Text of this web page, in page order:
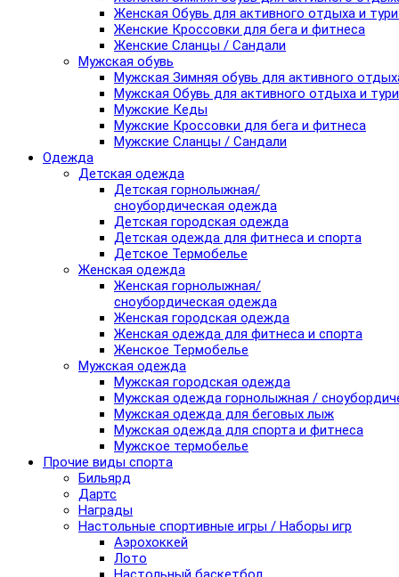
Женская Обувь для активного отдыха и
Женские Кроссовки для бега и фитнеса
Женские Сланцы / Сандали
Мужская обувь
Мужская Зимняя обувь для активного
Мужская Обувь для активного отдыха и
Мужские Кеды
Мужские Кроссовки для бега и фитнеса
Мужские Сланцы / Сандали
Одежда
Детская одежда
Детская горнолыжная/
сноубордическая одежда
Детская городская одежда
Детская одежда для фитнеса и спорта
Детское Термобелье
Женская одежда
Женская горнолыжная/
сноубордическая одежда
Женская городская одежда
Женская одежда для фитнеса и спорта
Женское Термобелье
Мужская одежда
Мужская городская одежда
Мужская одежда горнолыжная /
Мужская одежда для беговых лыж
Мужская одежда для спорта и фитнеса
Мужское термобелье
Прочие виды спорта
Бильярд
Дартс
Награды
Настольные спортивные игры / Наборы игр
Аэрохоккей
Лото